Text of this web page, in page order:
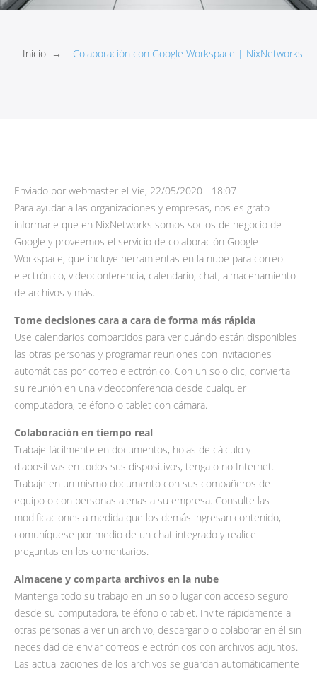
Inicio → Colaboración con Google Workspace | NixNetworks
Enviado por webmaster el Vie, 22/05/2020 - 18:07
Para ayudar a las organizaciones y empresas, nos es grato
informarle que en NixNetworks somos socios de negocio de
Google y proveemos el servicio de colaboración Google
Workspace, que incluye herramientas en la nube para correo
electrónico, videoconferencia, calendario, chat, almacenamiento
de archivos y más.
Tome decisiones cara a cara de forma más rápida
Use calendarios compartidos para ver cuándo están disponibles
las otras personas y programar reuniones con invitaciones
automáticas por correo electrónico. Con un solo clic, convierta
su reunión en una videoconferencia desde cualquier
computadora, teléfono o tablet con cámara.
Colaboración en tiempo real
Trabaje fácilmente en documentos, hojas de cálculo y
diapositivas en todos sus dispositivos, tenga o no Internet.
Trabaje en un mismo documento con sus compañeros de
equipo o con personas ajenas a su empresa. Consulte las
modificaciones a medida que los demás ingresan contenido,
comuníquese por medio de un chat integrado y realice
preguntas en los comentarios.
Almacene y comparta archivos en la nube
Mantenga todo su trabajo en un solo lugar con acceso seguro
desde su computadora, teléfono o tablet. Invite rápidamente a
otras personas a ver un archivo, descargarlo o colaborar en él sin
necesidad de enviar correos electrónicos con archivos adjuntos.
Las actualizaciones de los archivos se guardan automáticamente